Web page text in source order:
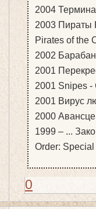
2004
2003 Пираты
Pirates of the
2002
2001
2001 Snipes -
2001 Вирус
2000
1999 – ...
Order:
0